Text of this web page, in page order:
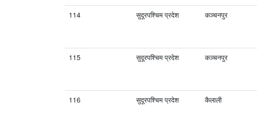
114 सुदूरपश्चिम प्रदेश कञ्चनपुर
115 सुदूरपश्चिम प्रदेश कञ्चनपुर
116 सुदूरपश्चिम प्रदेश कैलाली